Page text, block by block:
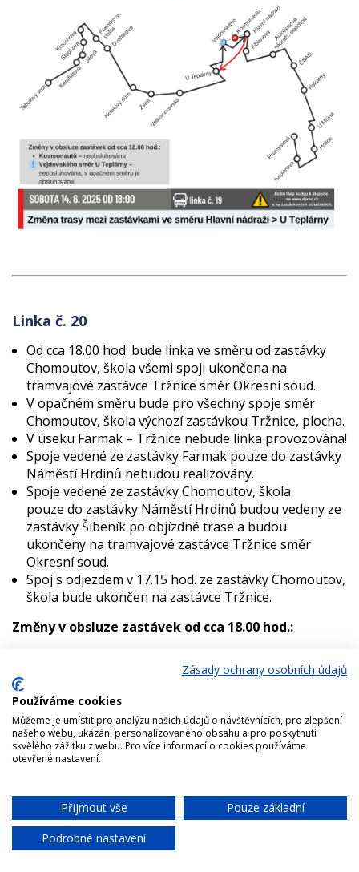
Linka č. 20
Od cca 18.00 hod. bude linka ve směru od zastávky
Chomoutov, škola všemi spoji ukončena na
tramvajové zastávce Tržnice směr Okresní soud.
V opačném směru bude pro všechny spoje směr
Chomoutov, škola výchozí zastávkou Tržnice, plocha.
V úseku Farmak – Tržnice nebude linka provozována!
Spoje vedené ze zastávky Farmak pouze do zastávky
Náměstí Hrdinů nebudou realizovány.
Spoje vedené ze zastávky Chomoutov, škola
pouze do zastávky Náměstí Hrdinů budou vedeny ze
zastávky Šibeník po objízdné trase a budou
ukončeny na tramvajové zastávce Tržnice směr
Okresní soud.
Spoj s odjezdem v 17.15 hod. ze zastávky Chomoutov,
škola bude ukončen na zastávce Tržnice.
Změny v obsluze zastávek od cca 18.00 hod.:
– nahrazena zast. Tržnice, plocha
Tržnice (výstup)
zastávku Tržnice směr Okresní soud
Envelopa– neobsluhována
17. listopadu
Klášterní Hradisko– neobsluhována
Jablonského– neobsluhována
Stratilova– neobsluhována
Farmak– neobsluhována
Chat
Zásady ochrany osobních údajů
Používáme cookies
Můžeme je umístit pro analýzu našich údajů o návštěvnících, pro zlepšení
našeho webu, ukázání personalizovaného obsahu a pro poskytnutí
skvělého zážitku z webu. Pro více informací o cookies používáme
otevřené nastavení.
Přijmout vše
Pouze základní
Podrobné nastavení